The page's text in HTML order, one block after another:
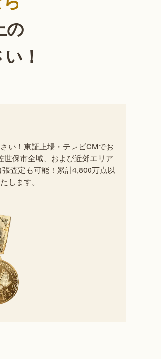
の
！
い！東証上場・テレビCMでお
保市全域、および近郊エリア
査定も可能！累計4,800万点以
します。